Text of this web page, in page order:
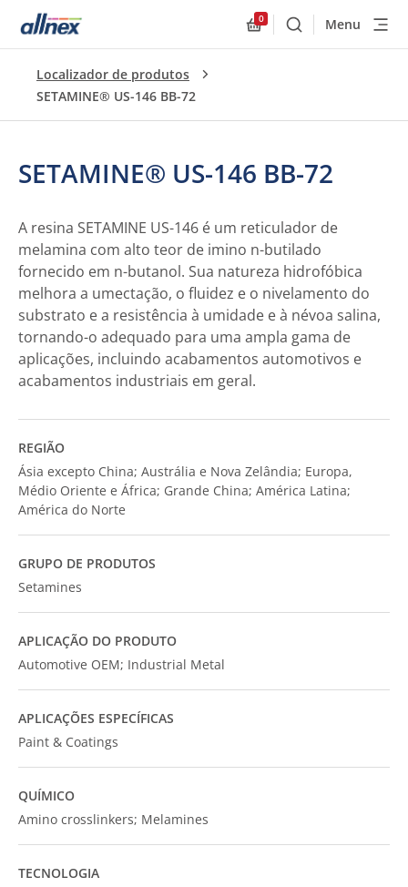
0
BuscarMenu
Localizador de produtos
SETAMINE® US-146 BB-72
SETAMINE® US-146 BB-72
A resina SETAMINE US-146 é um reticulador de
melamina com alto teor de imino n-butilado
fornecido em n-butanol. Sua natureza hidrofóbica
melhora a umectação, o fluidez e o nivelamento do
substrato e a resistência à umidade e à névoa salina,
tornando-o adequado para uma ampla gama de
aplicações, incluindo acabamentos automotivos e
acabamentos industriais em geral.
REGIÃO
Ásia excepto China; Austrália e Nova Zelândia; Europa,
Médio Oriente e África; Grande China; América Latina;
América do Norte
GRUPO DE PRODUTOS
Setamines
APLICAÇÃO DO PRODUTO
Automotive OEM; Industrial Metal
APLICAÇÕES ESPECÍFICAS
Paint & Coatings
QUÍMICO
Amino crosslinkers; Melamines
TECNOLOGIA